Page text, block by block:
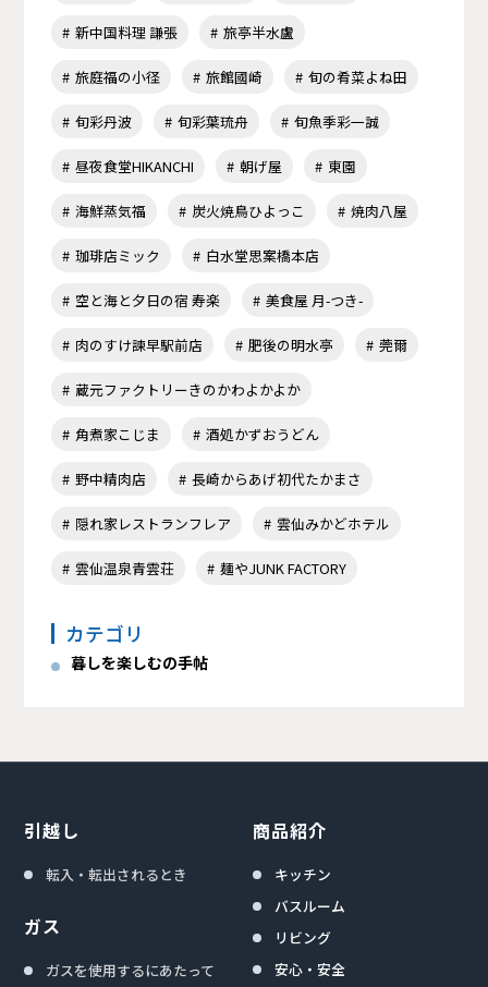
新中国料理 謙張 旅亭半水盧
旅庭福の小径 旅館國崎 旬の肴菜よね田
旬彩丹波 旬彩葉琉舟 旬魚季彩一誠
昼夜食堂HIKANCHI 朝げ屋 東園
海鮮蒸気福 炭火焼鳥ひよっこ 焼肉八屋
珈琲店ミック 白水堂思案橋本店
空と海と夕日の宿 寿楽 美食屋 月-つき-
肉のすけ諫早駅前店 肥後の明水亭 莞爾
蔵元ファクトリーきのかわよかよか
角煮家こじま 酒処かずおうどん
野中精肉店 長崎からあげ初代たかまさ
隠れ家レストランフレア 雲仙みかどホテル
雲仙温泉青雲荘 麺やJUNK FACTORY
カテゴリ
暮しを楽しむの手帖
引越し
転入・転出されるとき
ガス
ガスを使用するにあたって
商品紹介
キッチン
バスルーム
リビング
安心・安全